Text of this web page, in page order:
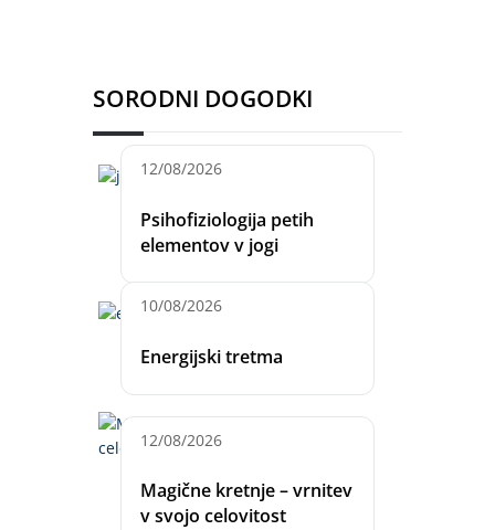
SORODNI DOGODKI
12/08/2026
Psihofiziologija petih
elementov v jogi
10/08/2026
Energijski tretma
12/08/2026
Magične kretnje – vrnitev
v svojo celovitost